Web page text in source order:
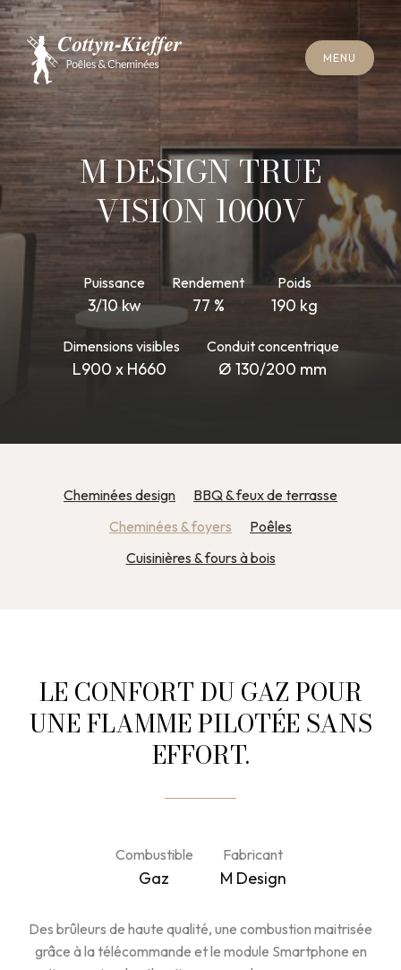
M EN U
MENU
R
EZ-VO US RAM ONA
RE E Z S RA
F
R ME R
M DESIGN TRUE
VISION 1000V
Puissance
3/10 kw
Rendement
77 %
Poids
190 kg
Dimensions visibles
L900 x H660
Conduit concentrique
Ø 130/200 mm
Cheminées design
BBQ & feux de terrasse
Cheminées & foyers
Poêles
Cuisinières & fours à bois
LE CONFORT DU GAZ POUR
UNE FLAMME PILOTÉE SANS
EFFORT.
Combustible
Gaz
Fabricant
M Design
Des brûleurs de haute qualité, une combustion maitrisée
grâce à la télécommande et le module Smartphone en